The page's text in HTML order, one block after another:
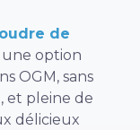
de
une option
OGM, sans
et pleine de
délicieux